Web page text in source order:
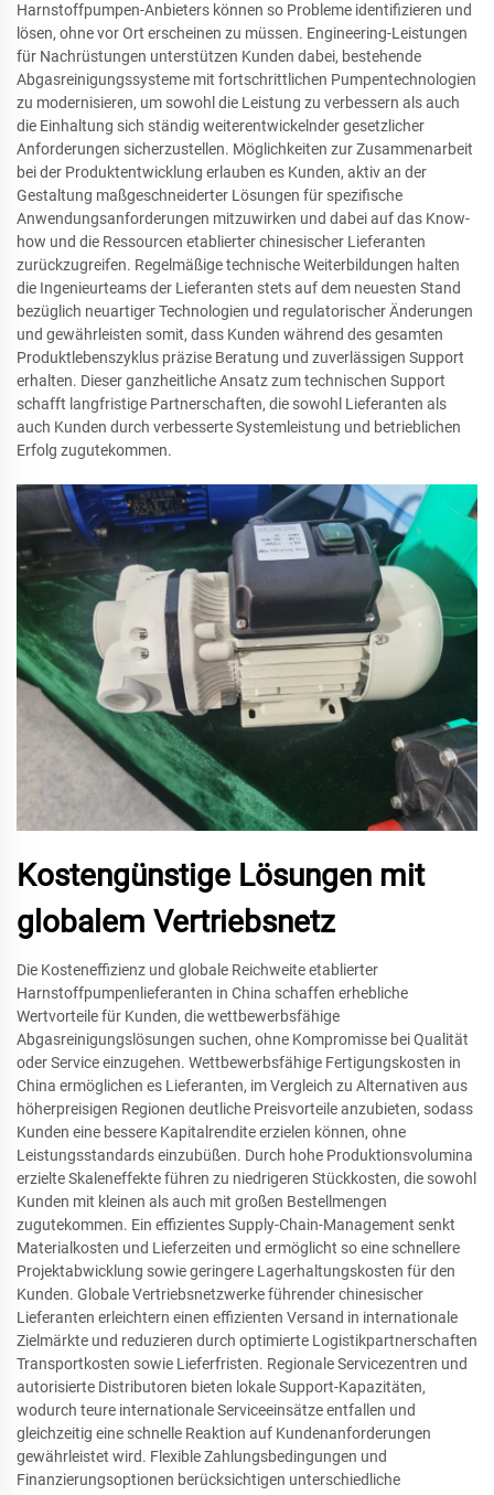
Harnstoffpumpen-Anbieters können so Probleme identifizieren und
lösen, ohne vor Ort erscheinen zu müssen. Engineering-Leistungen
für Nachrüstungen unterstützen Kunden dabei, bestehende
Abgasreinigungssysteme mit fortschrittlichen Pumpentechnologien
zu modernisieren, um sowohl die Leistung zu verbessern als auch
die Einhaltung sich ständig weiterentwickelnder gesetzlicher
Anforderungen sicherzustellen. Möglichkeiten zur Zusammenarbeit
bei der Produktentwicklung erlauben es Kunden, aktiv an der
Gestaltung maßgeschneiderter Lösungen für spezifische
Anwendungsanforderungen mitzuwirken und dabei auf das Know-
how und die Ressourcen etablierter chinesischer Lieferanten
zurückzugreifen. Regelmäßige technische Weiterbildungen halten
die Ingenieurteams der Lieferanten stets auf dem neuesten Stand
bezüglich neuartiger Technologien und regulatorischer Änderungen
und gewährleisten somit, dass Kunden während des gesamten
Produktlebenszyklus präzise Beratung und zuverlässigen Support
erhalten. Dieser ganzheitliche Ansatz zum technischen Support
schafft langfristige Partnerschaften, die sowohl Lieferanten als
auch Kunden durch verbesserte Systemleistung und betrieblichen
Erfolg zugutekommen.
Kostengünstige Lösungen mit
globalem Vertriebsnetz
Die Kosteneffizienz und globale Reichweite etablierter
Harnstoffpumpenlieferanten in China schaffen erhebliche
Wertvorteile für Kunden, die wettbewerbsfähige
Abgasreinigungslösungen suchen, ohne Kompromisse bei Qualität
oder Service einzugehen. Wettbewerbsfähige Fertigungskosten in
China ermöglichen es Lieferanten, im Vergleich zu Alternativen aus
höherpreisigen Regionen deutliche Preisvorteile anzubieten, sodass
Kunden eine bessere Kapitalrendite erzielen können, ohne
Leistungsstandards einzubüßen. Durch hohe Produktionsvolumina
erzielte Skaleneffekte führen zu niedrigeren Stückkosten, die sowohl
Kunden mit kleinen als auch mit großen Bestellmengen
zugutekommen. Ein effizientes Supply-Chain-Management senkt
Materialkosten und Lieferzeiten und ermöglicht so eine schnellere
Projektabwicklung sowie geringere Lagerhaltungskosten für den
Kunden. Globale Vertriebsnetzwerke führender chinesischer
Lieferanten erleichtern einen effizienten Versand in internationale
Zielmärkte und reduzieren durch optimierte Logistikpartnerschaften
Transportkosten sowie Lieferfristen. Regionale Servicezentren und
autorisierte Distributoren bieten lokale Support-Kapazitäten,
wodurch teure internationale Serviceeinsätze entfallen und
gleichzeitig eine schnelle Reaktion auf Kundenanforderungen
gewährleistet wird. Flexible Zahlungsbedingungen und
Finanzierungsoptionen berücksichtigen unterschiedliche